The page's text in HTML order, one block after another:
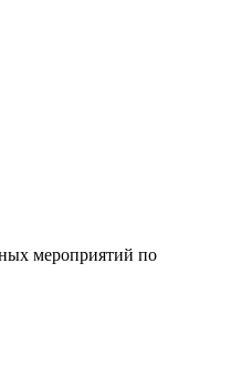
мероприятий по